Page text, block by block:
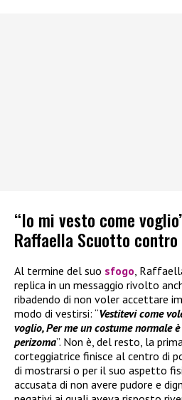
“Io mi vesto come
Raffaella Scuotto
Al termine del suo sfogo,
replica in un messaggio rivolto
ribadendo di non voler accettare
modo di vestirsi: “Vestitevi come
voglio, Per me un costume normale
perizoma”. Non è, del resto, la
corteggiatrice finisce al centro di
di mostrarsi o per il suo aspetto
accusata di non avere pudore e